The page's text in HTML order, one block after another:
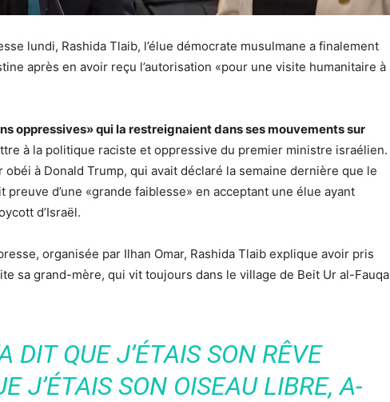
lundi, Rashida Tlaib, l’élue démocrate musulmane a finalement
après en avoir reçu l’autorisation «pour une visite humanitaire à
oppressives» qui la restreignaient dans ses mouvements sur
à la politique raciste et oppressive du premier ministre israélien.
obéi à Donald Trump, qui avait déclaré la semaine dernière que le
d’une «grande faiblesse» en acceptant une élue ayant
d’Israël.
organisée par Ilhan Omar, Rashida Tlaib explique avoir pris
sa grand-mère, qui vit toujours dans le village de Beit Ur al-Fauqa
DIT QUE J’ÉTAIS SON RÊVE
J’ÉTAIS SON OISEAU LIBRE, A-